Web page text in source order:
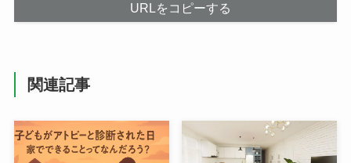
URLをコピーする
関連記事